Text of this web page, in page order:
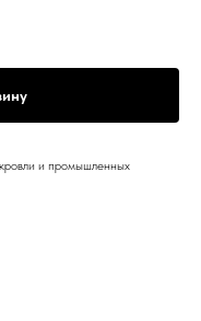
и промышленных